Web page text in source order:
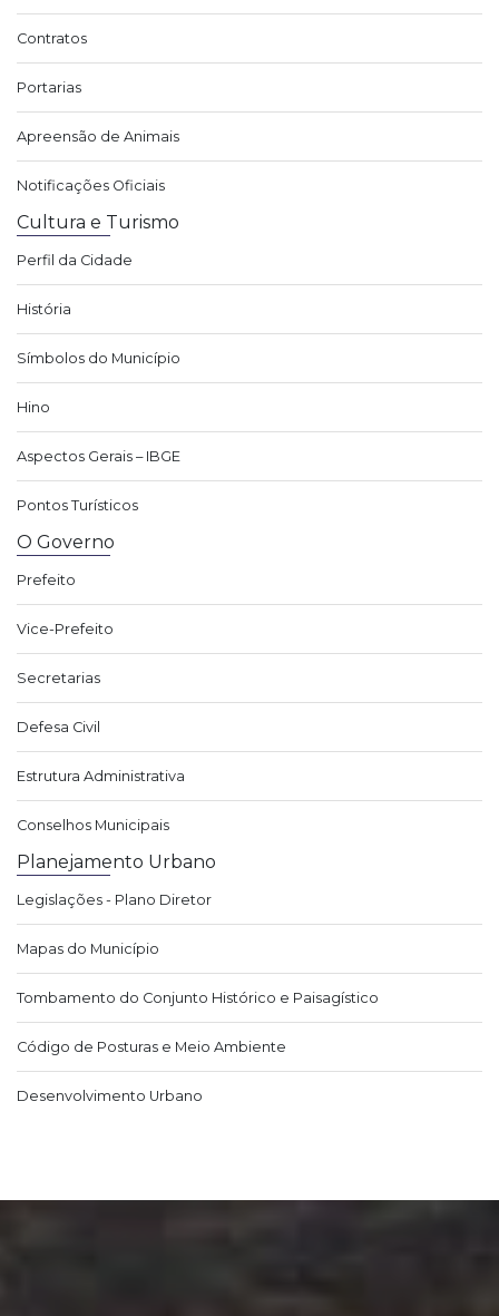
Contratos
Portarias
Apreensão de Animais
Notificações Oficiais
Cultura e Turismo
Perfil da Cidade
História
Símbolos do Município
Hino
Aspectos Gerais – IBGE
Pontos Turísticos
O Governo
Prefeito
Vice-Prefeito
Secretarias
Defesa Civil
Estrutura Administrativa
Conselhos Municipais
Planejamento Urbano
Legislações - Plano Diretor
Mapas do Município
Tombamento do Conjunto Histórico e Paisagístico
Código de Posturas e Meio Ambiente
Desenvolvimento Urbano